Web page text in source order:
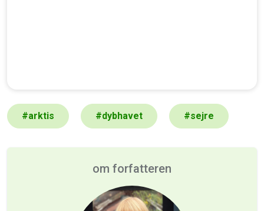
#arktis #dybhavet #sejre
om forfatteren